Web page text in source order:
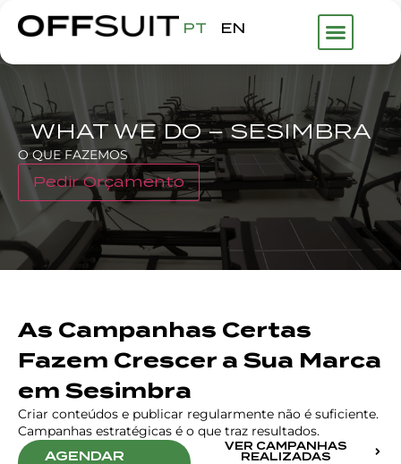
PT EN
WHAT WE DO – SESIMBRA
O QUE FAZEMOS
Pedir Orçamento
As Campanhas Certas
Fazem Crescer a Sua Marca
em Sesimbra
Criar conteúdos e publicar regularmente não é suficiente.
Campanhas estratégicas é o que traz resultados.
AGENDAR
VER CAMPANHAS
REALIZADAS